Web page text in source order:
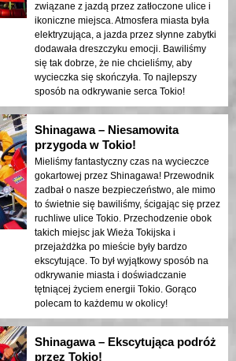
związane z jazdą przez zatłoczone ulice i
ikoniczne miejsca. Atmosfera miasta była
elektryzująca, a jazda przez słynne zabytki
dodawała dreszczyku emocji. Bawiliśmy
się tak dobrze, że nie chcieliśmy, aby
wycieczka się skończyła. To najlepszy
sposób na odkrywanie serca Tokio!
Shinagawa – Niesamowita
przygoda w Tokio!
Mieliśmy fantastyczny czas na wycieczce
gokartowej przez Shinagawa! Przewodnik
zadbał o nasze bezpieczeństwo, ale mimo
to świetnie się bawiliśmy, ścigając się przez
ruchliwe ulice Tokio. Przechodzenie obok
takich miejsc jak Wieża Tokijska i
przejażdżka po mieście były bardzo
ekscytujące. To był wyjątkowy sposób na
odkrywanie miasta i doświadczanie
tętniącej życiem energii Tokio. Gorąco
polecam to każdemu w okolicy!
Shinagawa – Ekscytująca podróż
przez Tokio!